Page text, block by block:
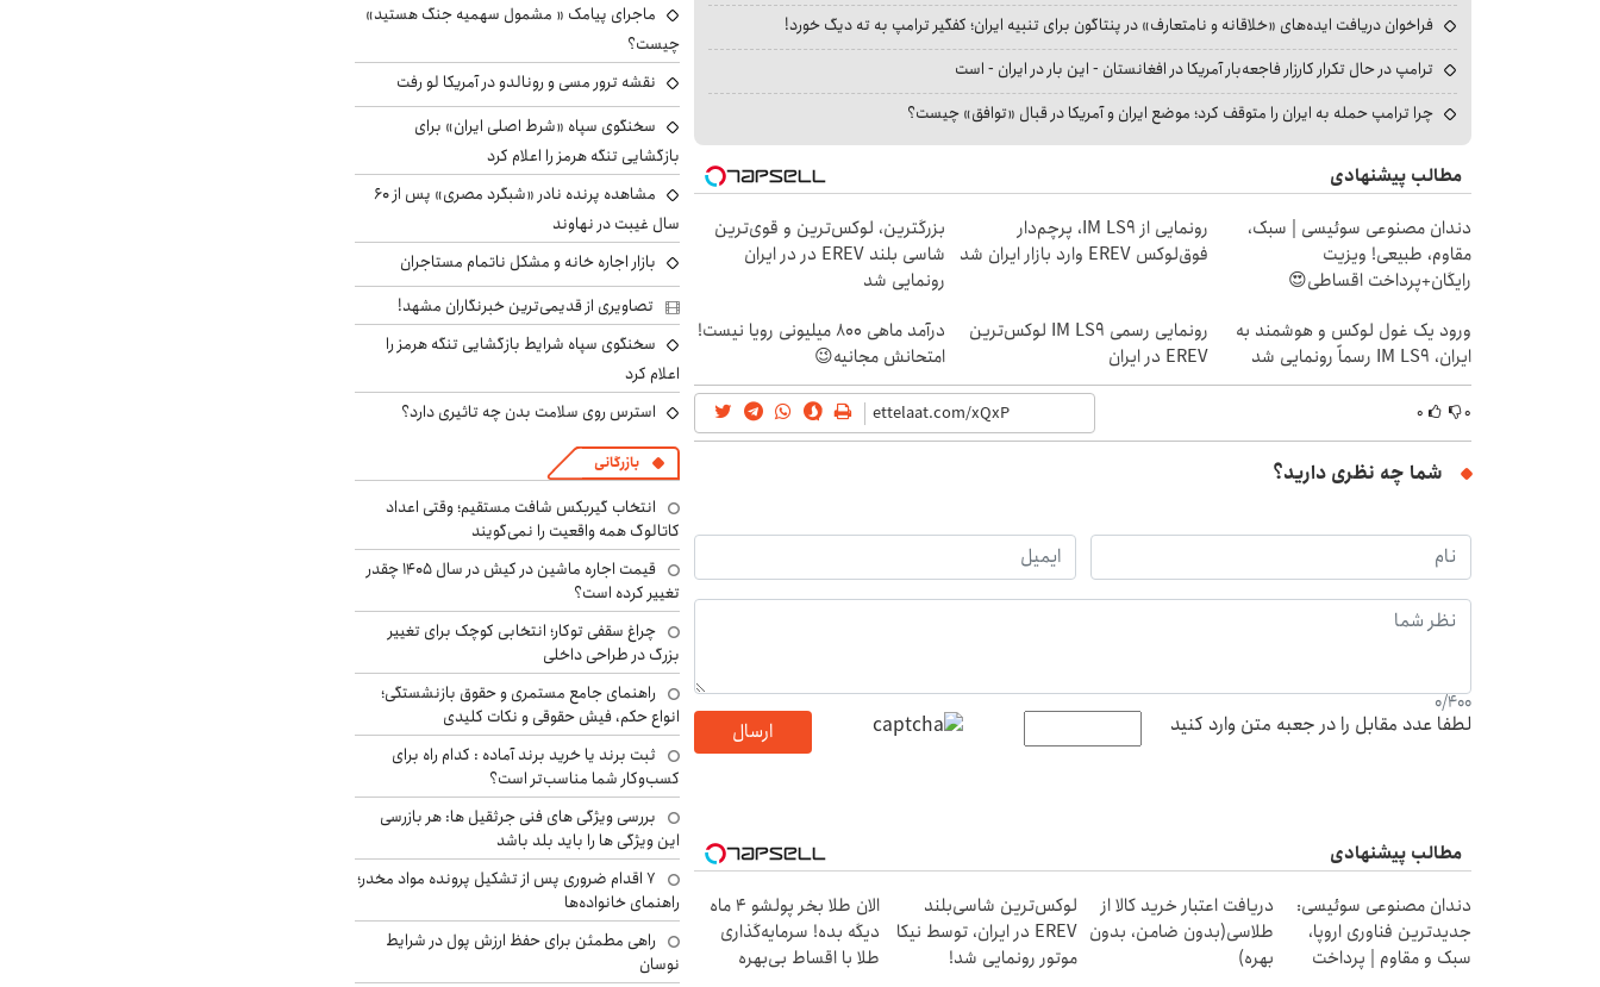
فراخوان دریافت ایده‌های «خلاقانه و نامتعارف» در پنتاگون برای تنبیه ایران؛ کفگیر ترامپ به ته دیگ خورد!
ترامپ در حال تکرار کارزار فاجعه‌بار آمریکا در افغانستان - این بار در ایران - است
چرا ترامپ حمله به ایران را متوقف کرد؛ موضع ایران و آمریکا در قبال «توافق» چیست؟
مطالب پیشنهادی
دندان مصنوعی سوئیسی | سبک،
مقاوم، طبیعی! ویزیت
رایگان+پرداخت اقساطی😍
رونمایی از IM LS9، پرچم‌دار
فوق‌لوکس EREV وارد بازار ایران شد
بزرگترین، لوکس‌ترین و قوی‌ترین
شاسی بلند EREV در در ایران
رونمایی شد
ورود یک غول لوکس و هوشمند به
ایران، IM LS9 رسماً رونمایی شد
رونمایی رسمی IM LS9 لوکس‌ترین
EREV در ایران
درآمد ماهی 800 میلیونی رویا نیست!
امتحانش مجانیه😉
۰ ۰
شما چه نظری دارید؟
0/400
لطفا عدد مقابل را در جعبه متن وارد کنید ارسال
مطالب پیشنهادی
دندان مصنوعی سوئیسی:
جدیدترین فناوری اروپا،
سبک و مقاوم | پرداخت
دریافت اعتبار خرید کالا از
طلاسی(بدون ضامن، بدون
بهره)
لوکس‌ترین شاسی‌بلند
EREV در ایران، توسط نیکا
موتور رونمایی شد!
الان طلا بخر پولشو 4 ماه
دیگه بده! سرمایه‌گذاری
طلا با اقساط بی‌بهره
ماجرای پیامک « مشمول سهمیه جنگ هستید»
چیست؟
نقشه ترور مسی و رونالدو در آمریکا لو رفت
سخنگوی سپاه «شرط اصلی ایران» برای
بازگشایی تنگه هرمز را اعلام کرد
مشاهده پرنده نادر «شبگرد مصری» پس از ۶۰
سال غیبت در نهاوند
بازار اجاره خانه و مشکل ناتمام مستاجران
تصاویری از قدیمی‌ترین خبرنگاران مشهد!
سخنگوی سپاه شرایط بازگشایی تنگه هرمز را
اعلام کرد
استرس روی سلامت بدن چه تاثیری دارد؟
بازرگانی
انتخاب گیربکس شافت مستقیم؛ وقتی اعداد
کاتالوگ همه واقعیت را نمی‌گویند
قیمت اجاره ماشین در کیش در سال ۱۴۰۵ چقدر
تغییر کرده است؟
چراغ سقفی توکار؛ انتخابی کوچک برای تغییر
بزرگ در طراحی داخلی
راهنمای جامع مستمری و حقوق بازنشستگی؛
انواع حکم، فیش حقوقی و نکات کلیدی
ثبت برند یا خرید برند آماده : کدام راه برای
کسب‌وکار شما مناسب‌تر است؟
بررسی ویژگی های فنی جرثقیل ها: هر بازرسی
این ویژگی ها را باید بلد باشد
۷ اقدام ضروری پس از تشکیل پرونده مواد مخدر؛
راهنمای خانواده‌ها
راهی مطمئن برای حفظ ارزش پول در شرایط
نوسان